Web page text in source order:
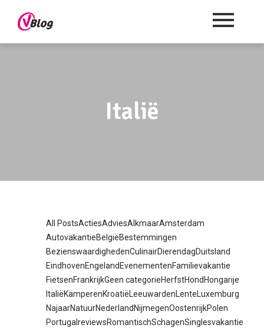
Italië
All PostsActiesAdviesAlkmaarAmsterdam
AutovakantieBelgiëBestemmingen
BezienswaardighedenCulinairDierendagDuitsland
EindhovenEngeland EvenementenFamilievakantie
FietsenFrankrijkGeen categorieHerfstHond Hongarije
ItaliëKamperenKroatiëLeeuwardenLenteLuxemburg
NajaarNatuurNederland NijmegenOostenrijkPolen
Portugal reviewsRomantischSchagenSinglesvakantie